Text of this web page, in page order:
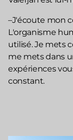
–J'écoute mon
L'organisme
utilisé. Je mets
me mets dans
expériences
constant.